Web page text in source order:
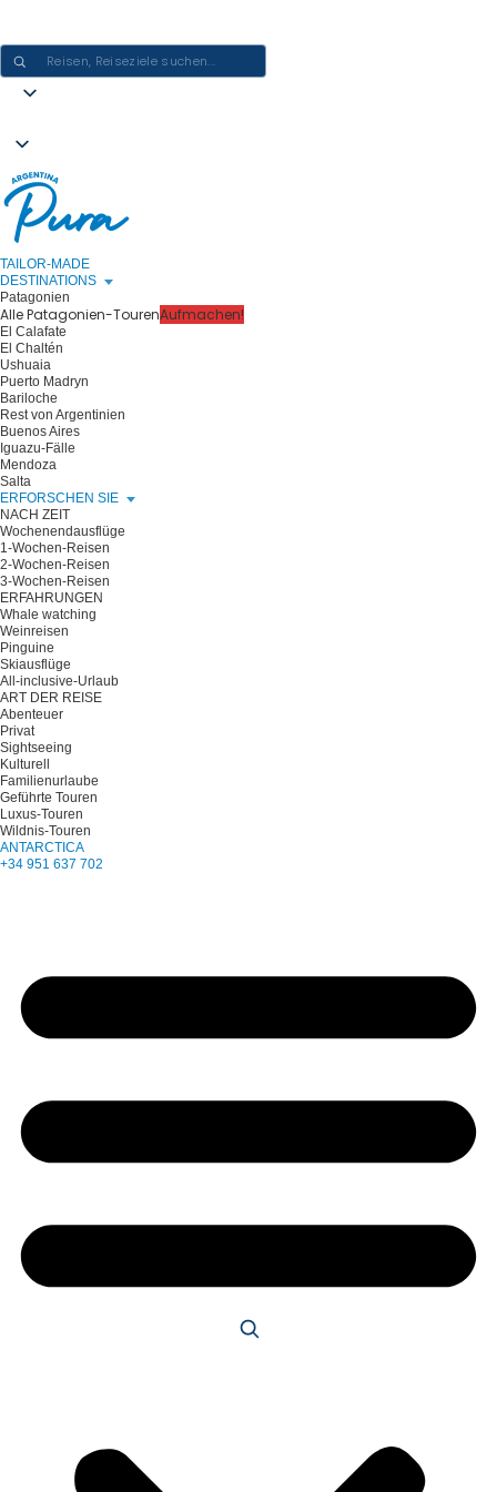
TAILOR-MADE
DESTINATIONS
Patagonien
Alle Patagonien-TourenAufmachen!
El Calafate
El Chaltén
Ushuaia
Puerto Madryn
Bariloche
Rest von Argentinien
Buenos Aires
Iguazu-Fälle
Mendoza
Salta
ERFORSCHEN SIE
NACH ZEIT
Wochenendausflüge
1-Wochen-Reisen
2-Wochen-Reisen
3-Wochen-Reisen
ERFAHRUNGEN
Whale watching
Weinreisen
Pinguine
Skiausflüge
All-inclusive-Urlaub
ART DER REISE
Abenteuer
Privat
Sightseeing
Kulturell
Familienurlaube
Geführte Touren
Luxus-Touren
Wildnis-Touren
ANTARCTICA
+34 951 637 702